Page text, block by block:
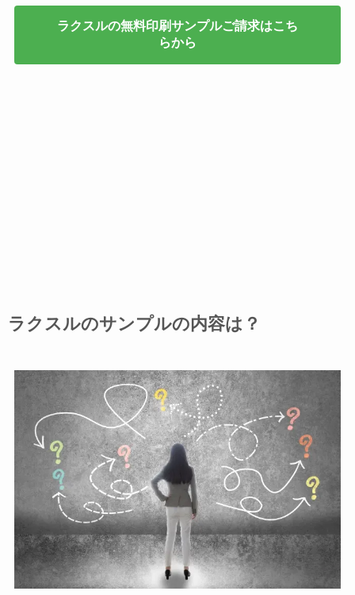
ラクスルの無料印刷サンプルご請求はこち
らから
ラクスルのサンプルの内容は？